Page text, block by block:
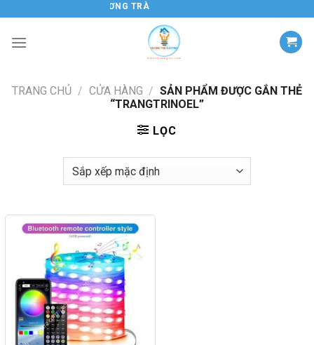
nội
ĐIỆN TỬ HƯƠNG TRÀ
TRANG CHỦ / CỬA HÀNG / SẢN PHẨM ĐƯỢC GẮN THẺ
“TRANGTRINOEL”
LỌC